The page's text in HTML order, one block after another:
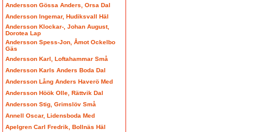
Andersson Gössa Anders, Orsa Dal
Andersson Ingemar, Hudiksvall Häl
Andersson Klockar-, Johan August,
Dorotea Lap
Andersson Spess-Jon, Åmot Ockelbo
Gäs
Andersson Karl, Loftahammar Små
Andersson Karls Anders Boda Dal
Andersson Lång Anders Haverö Med
Andersson Höök Olle, Rättvik Dal
Andersson Stig, Grimslöv Små
Annell Oscar, Lidensboda Med
Apelgren Carl Fredrik, Bollnäs Häl